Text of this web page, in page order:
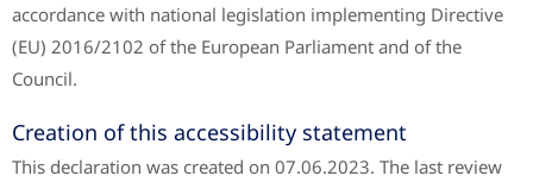
accordance with national legislation implementing Directive
(EU) 2016/2102 of the European Parliament and of the
Council.
Creation of this accessibility statement
This declaration was created on 07.06.2023. The last review